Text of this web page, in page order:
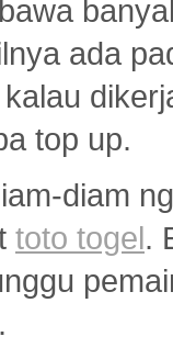
ada
top up.
diam
toto togel.